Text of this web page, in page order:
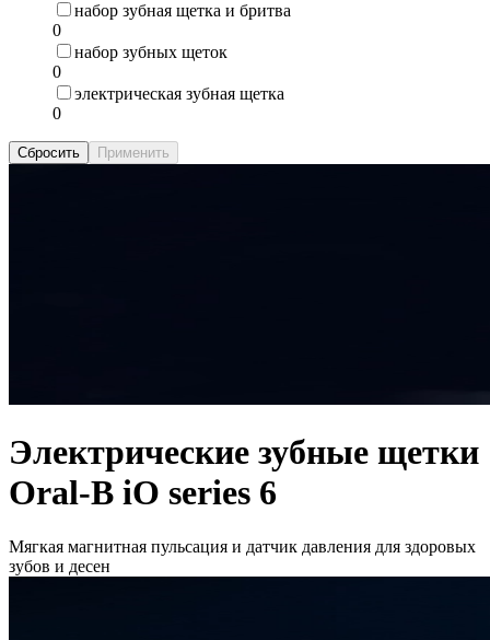
набор зубная щетка и бритва
0
набор зубных щеток
0
электрическая зубная щетка
0
Сбросить Применить
Электрические зубные щетки
Oral-B iO series 6
Мягкая магнитная пульсация и датчик давления для здоровых
зубов и десен